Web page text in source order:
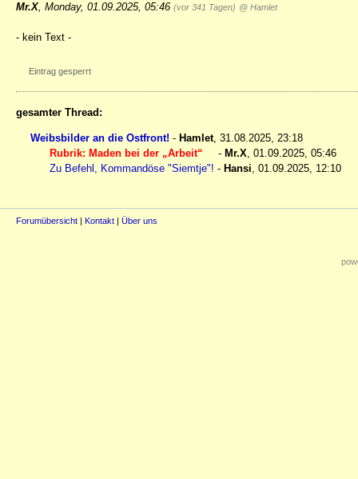
Mr.X Monday, 01.09.2025, 05:46 (vor 341 Tagen) @ Hamlet
- kein Text -
Eintrag gesperrt
gesamter Thread:
Weibsbilder an die Ostfront! - Hamlet, 31.08.2025, 23:18
Rubrik: Maden bei der „Arbeit“
- Mr.X 01.09.2025, 05:46
Zu Befehl, Kommandöse "Siemtje"! - Hansi 01.09.2025, 12:10
Forumübersicht | Kontakt | Über uns